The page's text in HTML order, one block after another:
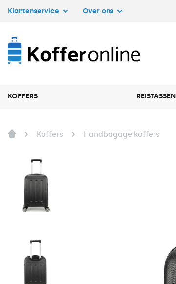
Klantenservice Over ons
KOFFERS REISTASSEN
Koffers Handbagage koffers